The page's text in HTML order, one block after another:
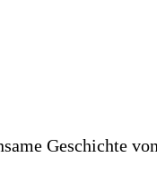
Geschichte